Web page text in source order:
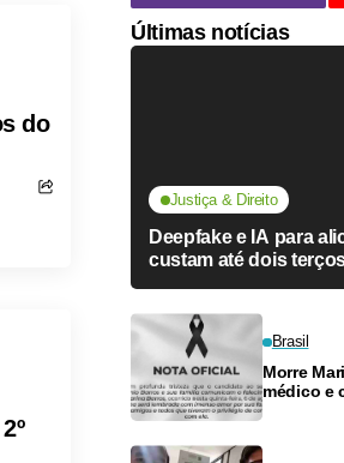
do
Últimas notícias
Justiça & Direito
Deepfake e IA para
custam até dois
Brasil
Morre
médico e